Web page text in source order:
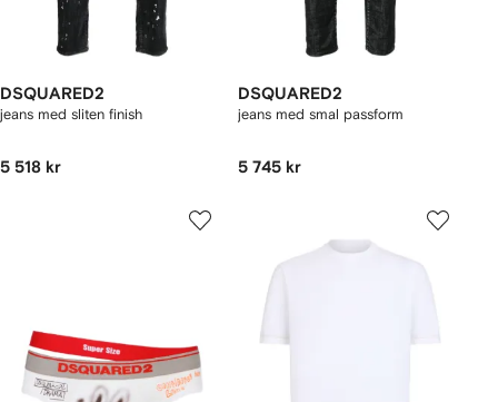
DSQUARED2
jeans med sliten finish
5 518 kr
DSQUARED2
jeans med smal passform
5 745 kr